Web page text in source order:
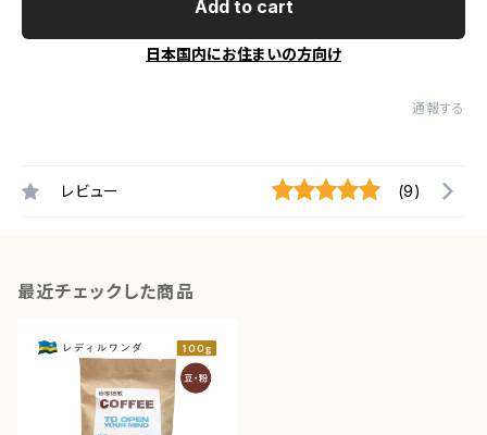
Add to cart
日本国内にお住まいの方向け
通報する
レビュー (9)
最近チェックした商品